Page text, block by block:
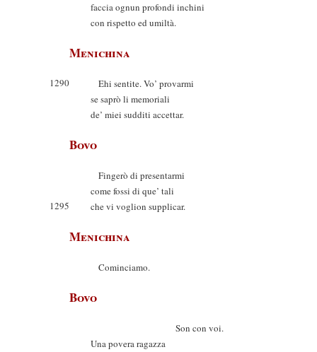
faccia ognun profondi inchini
con rispetto ed umiltà.
Menichina
1290
Ehi sentite. Vo’ provarmi
se saprò li memoriali
de’ miei sudditi accettar.
Bovo
Fingerò di presentarmi
come fossi di que’ tali
1295
che vi voglion supplicar.
Menichina
Cominciamo.
Bovo
Son con voi.
Una povera ragazza